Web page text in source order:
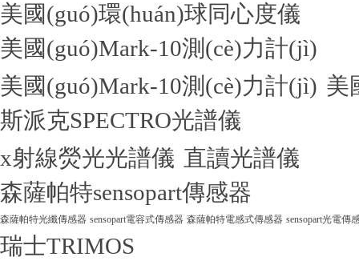
美國(guó)環(huán)球同心度儀
美國(guó)Mark-10測(cè)力計(jì)
美國(guó)Mark-10測(cè)力計(jì) 美
斯派克SPECTRO光譜儀
x射線熒光光譜儀 直讀光譜儀
森薩帕特sensopart傳感器
森薩帕特光纖傳感器 sensopart電容式傳感器 森薩帕特電感式傳感器 sensopart光電傳
瑞士TRIMOS